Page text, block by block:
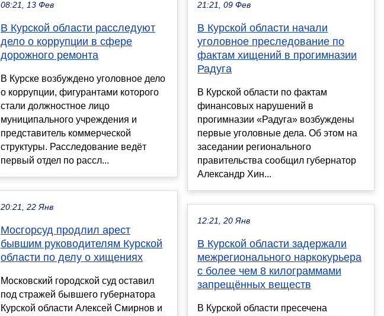
08:21, 13 Фев
В Курской области расследуют
дело о коррупции в сфере
дорожного ремонта
В Курске возбуждено уголовное дело
о коррупции, фигурантами которого
стали должностное лицо
муниципального учреждения и
представитель коммерческой
структуры. Расследование ведёт
первый отдел по рассл...
20:21, 22 Янв
Мосгорсуд продлил арест
бывшим руководителям Курской
области по делу о хищениях
Московский городской суд оставил
под стражей бывшего губернатора
Курской области Алексей Смирнов и
21:21, 09 Фев
В Курской области начали
уголовное преследование по
фактам хищений в прогимназии
Радуга
В Курской области по фактам
финансовых нарушений в
прогимназии «Радуга» возбуждены
первые уголовные дела. Об этом на
заседании регионального
правительства сообщил губернатор
Александр Хин...
12:21, 20 Янв
В Курской области задержали
межрегионального наркокурьера
с более чем 8 килограммами
запрещённых веществ
В Курской области пресечена